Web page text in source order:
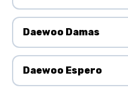
Daewoo Damas
Daewoo Espero